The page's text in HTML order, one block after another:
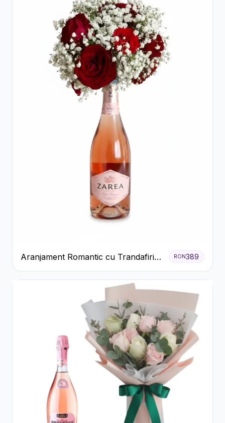
Aranjament Romantic cu Trandafiri
Roșii și Șampanie rose
RON389